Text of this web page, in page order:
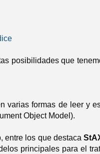
posibilidades que
varias formas de leer y
Object Model).
entre los que destaca
principales para el